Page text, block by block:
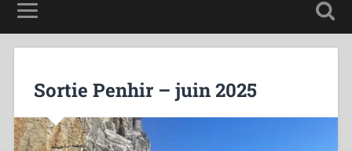
Sortie Penhir – juin 2025